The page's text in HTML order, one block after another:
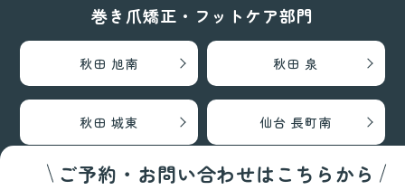
ご予約・お問い合わせはこちらから
巻き爪矯正・フットケア部門
秋田 旭南 秋田 泉
秋田 城東 仙台 長町南
盛岡 上田 盛岡 南大通